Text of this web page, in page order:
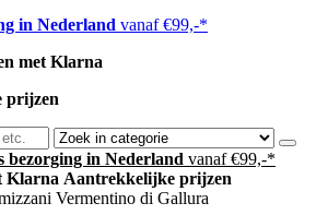
in Nederland vanaf €99,-*
met Klarna
prijzen
bezorging in Nederland vanaf €99,-*
Klarna Aantrekkelijke prijzen
Vermentino di Gallura